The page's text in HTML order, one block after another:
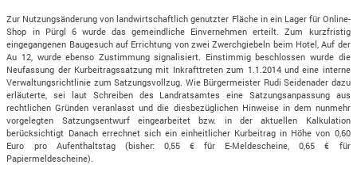
Zur Nutzungsänderung von landwirtschaftlich genutzter Fläche in ein Lager für Online-
Shop in Pürgl 6 wurde das gemeindliche Einvernehmen erteilt. Zum kurzfristig
eingegangenen Baugesuch auf Errichtung von zwei Zwerchgiebeln beim Hotel, Auf der
Au 12, wurde ebenso Zustimmung signalisiert. Einstimmig beschlossen wurde die
Neufassung der Kurbeitragssatzung mit Inkrafttreten zum 1.1.2014 und eine interne
Verwaltungsrichtlinie zum Satzungsvollzug. Wie Bürgermeister Rudi Seidenader dazu
erläuterte, sei laut Schreiben des Landratsamtes eine Satzungsanpassung aus
rechtlichen Gründen veranlasst und die diesbezüglichen Hinweise in dem nunmehr
vorgelegten Satzungsentwurf eingearbeitet bzw. in der aktuellen Kalkulation
berücksichtigt Danach errechnet sich ein einheitlicher Kurbeitrag in Höhe von 0,60
Euro pro Aufenthaltstag (bisher: 0,55 € für E-Meldescheine, 0,65 € für
Papiermeldescheine).